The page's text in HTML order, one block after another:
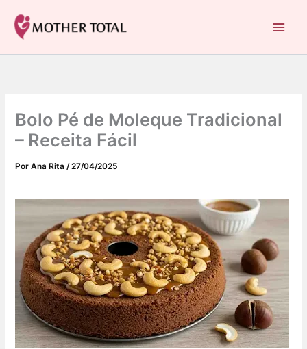
para
conteúdo
Bolo Pé de Moleque Tradicional
– Receita Fácil
PorAna Rita/27/04/2025
a
t
a
s